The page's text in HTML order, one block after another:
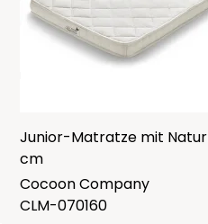
Junior-Matratze mit
cm
Cocoon Company
CLM-070160